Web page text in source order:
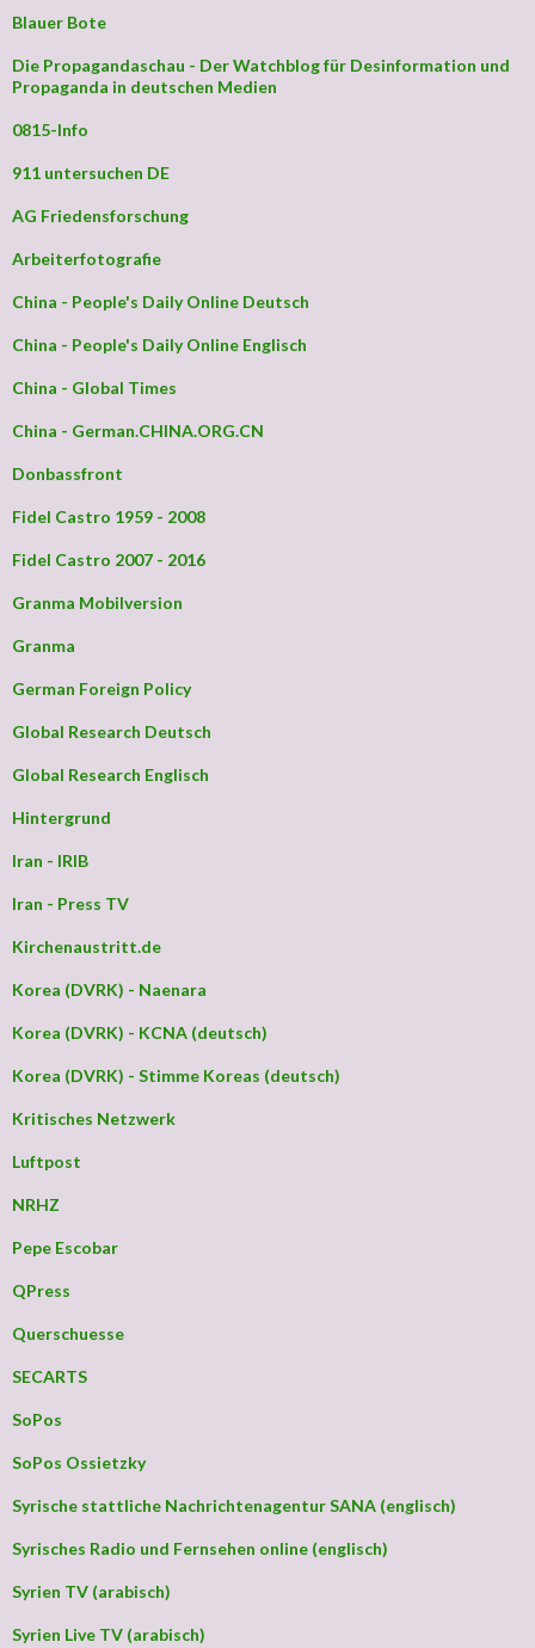
Blauer Bote
Die Propagandaschau - Der Watchblog für Desinformation und
Propaganda in deutschen Medien
0815-Info
911 untersuchen DE
AG Friedensforschung
Arbeiterfotografie
China - People's Daily Online Deutsch
China - People's Daily Online Englisch
China - Global Times
China - German.CHINA.ORG.CN
Donbassfront
Fidel Castro 1959 - 2008
Fidel Castro 2007 - 2016
Granma Mobilversion
Granma
German Foreign Policy
Global Research Deutsch
Global Research Englisch
Hintergrund
Iran - IRIB
Iran - Press TV
Kirchenaustritt.de
Korea (DVRK) - Naenara
Korea (DVRK) - KCNA (deutsch)
Korea (DVRK) - Stimme Koreas (deutsch)
Kritisches Netzwerk
Luftpost
NRHZ
Pepe Escobar
QPress
Querschuesse
SECARTS
SoPos
SoPos Ossietzky
Syrische stattliche Nachrichtenagentur SANA (englisch)
Syrisches Radio und Fernsehen online (englisch)
Syrien TV (arabisch)
Syrien Live TV (arabisch)